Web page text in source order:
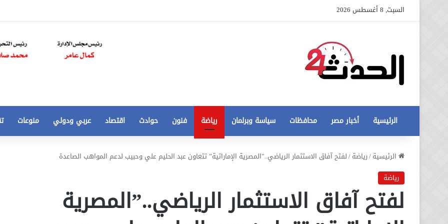
السبت, 8 أغسطس 2026
الرئيسية أخبار مصر محافظات سياسة وبرلمان رياضة فنون حوادث اقتصاد عربي ودولي منوعات
الرئيسية/رياضة/لفتح آفاق الاستثمار الرياضي..”المصرية الإماراتية” تتعاون عبد الحليم علي وحبيب لدعم المواهب الصاعدة
رياضة
لفتح آفاق الاستثمار الرياضي..”المصرية
عاجل
أزمة
مخالفات
البناء
12 أغسطس، 2020
عاجل تطورات جديدة في أزمة مخالفات
تخفيض
250
الي
50